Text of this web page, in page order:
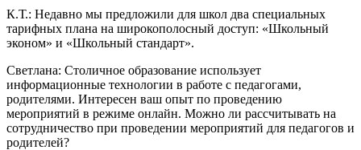
К.Т.: Недавно мы предложили для школ два специальных
тарифных плана на широкополосный доступ: «Школьный
эконом» и «Школьный стандарт».
Светлана: Столичное образование использует
информационные технологии в работе с педагогами,
родителями. Интересен ваш опыт по проведению
мероприятий в режиме онлайн. Можно ли рассчитывать на
сотрудничество при проведении мероприятий для педагогов и
родителей?